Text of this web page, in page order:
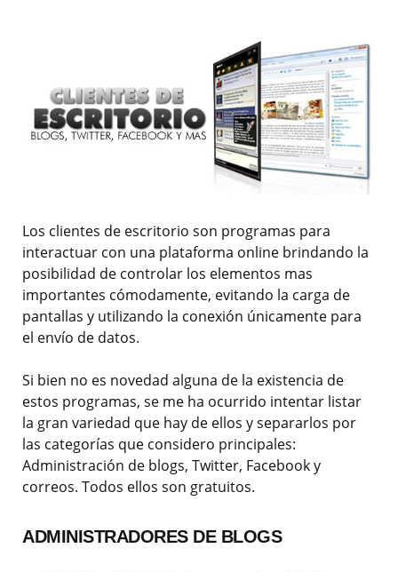
Los clientes de escritorio son programas para
interactuar con una plataforma online brindando la
posibilidad de controlar los elementos mas
importantes cómodamente, evitando la carga de
pantallas y utilizando la conexión únicamente para
el envío de datos.
Si bien no es novedad alguna de la existencia de
estos programas, se me ha ocurrido intentar listar
la gran variedad que hay de ellos y separarlos por
las categorías que considero principales:
Administración de blogs, Twitter, Facebook y
correos. Todos ellos son gratuitos.
ADMINISTRADORES DE BLOGS